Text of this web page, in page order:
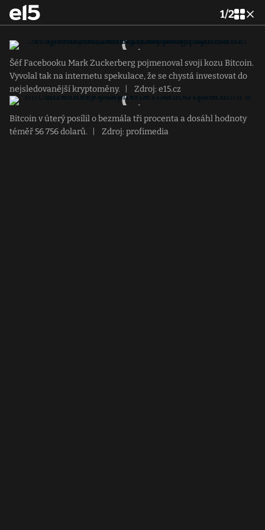
1/2
Šéf Facebooku Mark Zuckerberg pojmenoval svoji kozu Bitcoin.
Vyvolal tak na internetu spekulace, že se chystá investovat do
nejsledovanější kryptoměny.
Zdroj: e15.cz
Bitcoin v úterý posílil o bezmála tři procenta a dosáhl hodnoty
téměř 56 756 dolarů.
Zdroj: profimedia